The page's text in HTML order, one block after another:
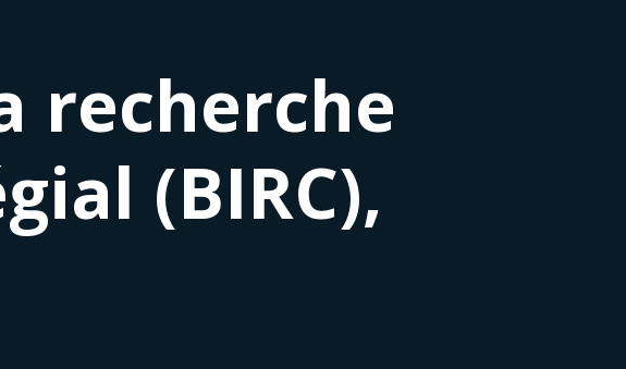
recherche
(BIRC),